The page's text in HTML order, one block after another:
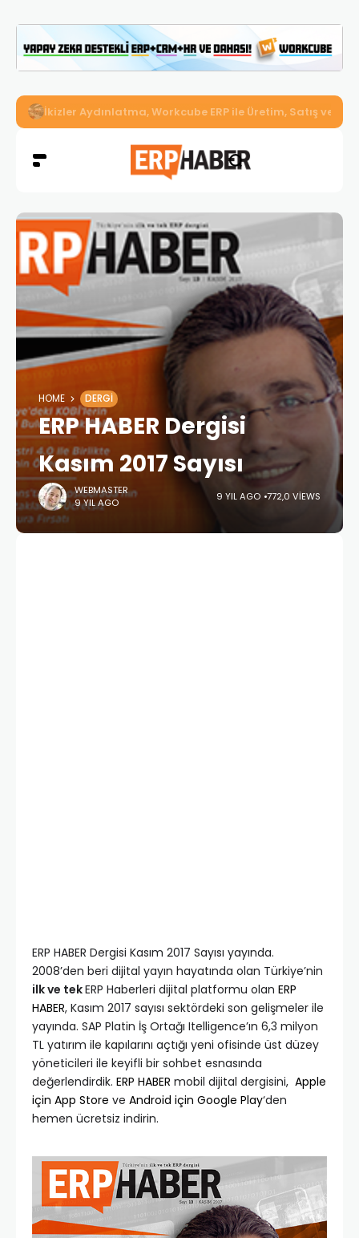
İkizler Aydınlatma, Workcube ERP ile Üretim, Satış ve
HOME DERGI
ERP HABER Dergisi
Kasım 2017 Sayısı
WEBMASTER
9 YIL AGO
9 YIL AGO 772,0 VIEWS
ERP HABER Dergisi Kasım 2017 Sayısı yayında.
2008’den beri dijital yayın hayatında olan Türkiye’nin
ilk ve tekERP Haberleri dijital platformu olan ERP
HABER, Kasım 2017 sayısı sektördeki son gelişmeler ile
yayında. SAP Platin İş Ortağı Itelligence’ın 6,3 milyon
TL yatırım ile kapılarını açtığı yeni ofisinde üst düzey
yöneticileri ile keyifli bir sohbet esnasında
değerlendirdik. ERP HABER mobil dijital dergisini, Apple
için App Store ve Android için Google Play‘den
hemen ücretsiz indirin.